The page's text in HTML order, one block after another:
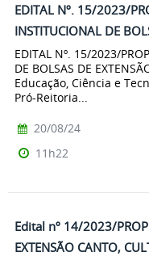
EDITAL Nº. 15/2023/
INSTITUCIONAL DE
EDITAL Nº. 15/2023/
DE BOLSAS DE
Educação, Ciência e
Pró-Reitoria...
20/08/24
11h22
Edital nº 14/2023/
EXTENSÃO CANTO,